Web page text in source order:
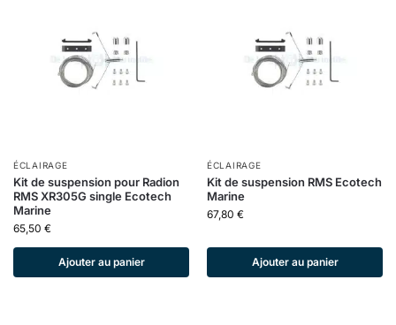
ÉCLAIRAGE
Kit de suspension pour Radion
RMS XR305G single Ecotech
Marine
65,50 €
Ajouter au panier
ÉCLAIRAGE
Kit de suspension RMS Ecotech
Marine
67,80 €
Ajouter au panier